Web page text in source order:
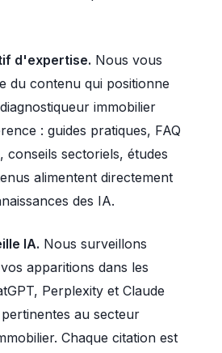
d'expertise. Nous vous
du contenu qui positionne
immobilier
: guides pratiques, FAQ
conseils sectoriels, études
alimentent directement
des IA.
IA. Nous surveillons
apparitions dans les
Perplexity et Claude
au secteur
Chaque citation est